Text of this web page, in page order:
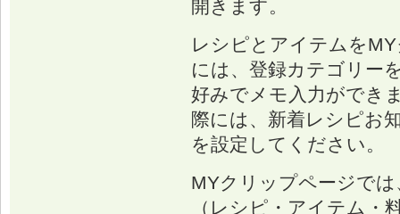
開きます。
レシピとアイテムを
には、登録カテゴリー
好みでメモ入力ができ
際には、新着レシピお
を設定してください。
MYクリップページで
（レシピ・アイテム・